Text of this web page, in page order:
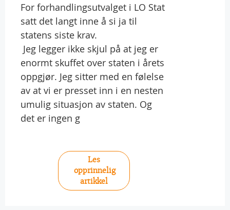
For forhandlingsutvalget i LO Stat
satt det langt inne å si ja til
statens siste krav.
 Jeg legger ikke skjul på at jeg er
enormt skuffet over staten i årets
oppgjør. Jeg sitter med en følelse
av at vi er presset inn i en nesten
umulig situasjon av staten. Og
det er ingen g
Les
opprinnelig
artikkel